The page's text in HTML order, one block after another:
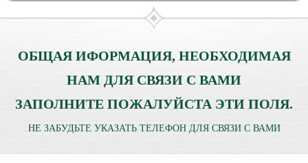
ОБЩАЯ ИФОРМАЦИЯ, НЕОБХОДИМАЯ
НАМ ДЛЯ СВЯЗИ С ВАМИ
ЗАПОЛНИТЕ ПОЖАЛУЙСТА ЭТИ ПОЛЯ.
НЕ ЗАБУДЬТЕ УКАЗАТЬ ТЕЛЕФОН ДЛЯ СВЯЗИ С ВАМИ